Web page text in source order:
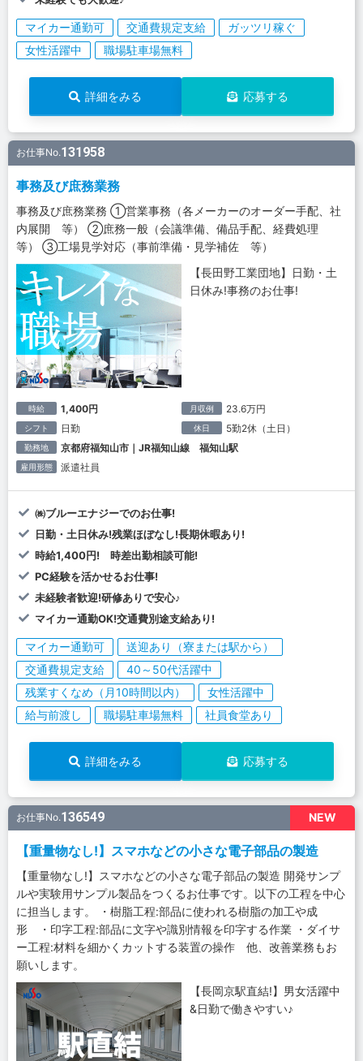
マイカー通勤可 交通費規定支給
ガッツリ稼ぐ
女性活躍中
職場駐車場無料
詳細をみる 応募する
お仕事No.131958
事務及び庶務業務
事務及び庶務業務 ①営業事務（各メーカーのオーダー手配、社
内展開 等） ②庶務一般（会議準備、備品手配、経費処理
等） ③工場見学対応（事前準備・見学補佐 等）
【長田野工業団地】日勤・土
日休み!事務のお仕事!
時給 1,400円 月収例 23.6万円
シフト 日勤 休日 5勤2休（土日）
勤務地 京都府福知山市｜JR福知山線 福知山駅
雇用形態 派遣社員
㈱ブルーエナジーでのお仕事!
日勤・土日休み!残業ほぼなし!長期休暇あり!
時給1,400円! 時差出勤相談可能!
PC経験を活かせるお仕事!
未経験者歓迎!研修ありで安心♪
マイカー通勤OK!交通費別途支給あり!
マイカー通勤可
送迎あり（寮または駅から）
交通費規定支給
40～50代活躍中
残業すくなめ（月10時間以内）
女性活躍中
給与前渡し
職場駐車場無料 社員食堂あり
詳細をみる 応募する
NEW
お仕事No.136549
【重量物なし!】スマホなどの小さな電子部品の製造
【重量物なし!】スマホなどの小さな電子部品の製造 開発サンプ
ルや実験用サンプル製品をつくるお仕事です。以下の工程を中心
に担当します。 ・樹脂工程:部品に使われる樹脂の加工や成
形 ・印字工程:部品に文字や識別情報を印字する作業 ・ダイサ
ー工程:材料を細かくカットする装置の操作 他、改善業務もお
願いします。
【長岡京駅直結!】男女活躍中
&日勤で働きやすい♪